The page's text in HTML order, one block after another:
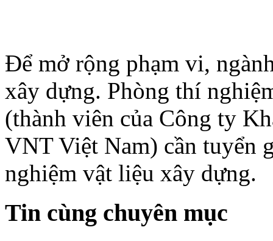
Để mở rộng phạm vi,
xây dựng. Phòng thí
(thành viên của Công ty
VNT Việt Nam) cần tuyển
nghiệm vật liệu xây dựng.
Tin cùng chuyên mục